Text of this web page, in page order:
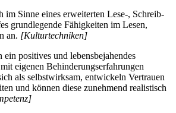
im Sinne eines erweiterten Lese-, Schreib-
grundlegende Fähigkeiten im Lesen,
an. [Kulturtechniken]
positives und lebensbejahendes
eigenen Behinderungserfahrungen
als selbstwirksam, entwickeln Vertrauen
und können diese zunehmend realistisch